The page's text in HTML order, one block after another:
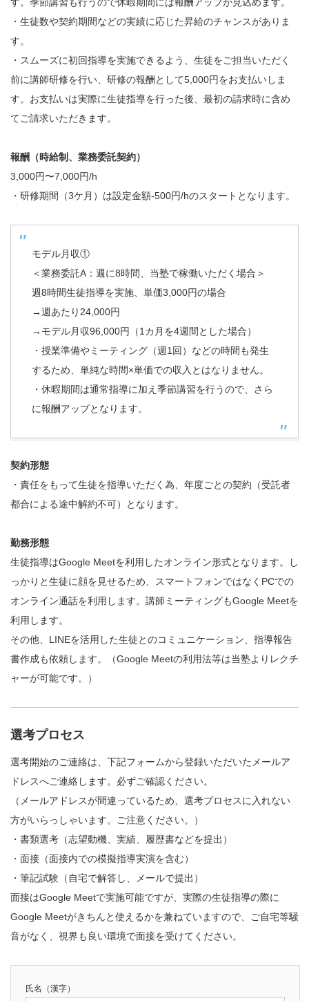
・生徒数や契約期間などの実績に応じた昇給のチャンスがありま
す。
・スムーズに初回指導を実施できるよう、生徒をご担当いただく
前に講師研修を行い、研修の報酬として5,000円をお支払いしま
す。お支払いは実際に生徒指導を行った後、最初の請求時に含め
てご請求いただきます。
報酬（時給制、業務委託契約）
3,000円〜7,000円/h
・研修期間（3ケ月）は設定金額-500円/hのスタートとなります。
モデル月収①
＜業務委託A：週に8時間、当塾で稼働いただく場合＞
週8時間生徒指導を実施、単価3,000円の場合
→週あたり24,000円
→モデル月収96,000円（1カ月を4週間とした場合）
・授業準備やミーティング（週1回）などの時間も発生
するため、単純な時間×単価での収入とはなりません。
・休暇期間は通常指導に加え季節講習を行うので、さら
に報酬アップとなります。
契約形態
・責任をもって生徒を指導いただく為、年度ごとの契約（受託者
都合による途中解約不可）となります。
勤務形態
生徒指導はGoogle Meetを利用したオンライン形式となります。し
っかりと生徒に顔を見せるため、スマートフォンではなくPCでの
オンライン通話を利用します。講師ミーティングもGoogle Meetを
利用します。
その他、LINEを活用した生徒とのコミュニケーション、指導報告
書作成も依頼します。（Google Meetの利用法等は当塾よりレクチ
ャーが可能です。）
選考プロセス
選考開始のご連絡は、下記フォームから登録いただいたメールア
ドレスへご連絡します。必ずご確認ください。
（メールアドレスが間違っているため、選考プロセスに入れない
方がいらっしゃいます。ご注意ください。）
・書類選考（志望動機、実績、履歴書などを提出）
・面接（面接内での模擬指導実演を含む）
・筆記試験（自宅で解答し、メールで提出）
面接はGoogle Meetで実施可能ですが、実際の生徒指導の際に
Google Meetがきちんと使えるかを兼ねていますので、ご自宅等騒
音がなく、視界も良い環境で面接を受けてください。
氏名（漢字）